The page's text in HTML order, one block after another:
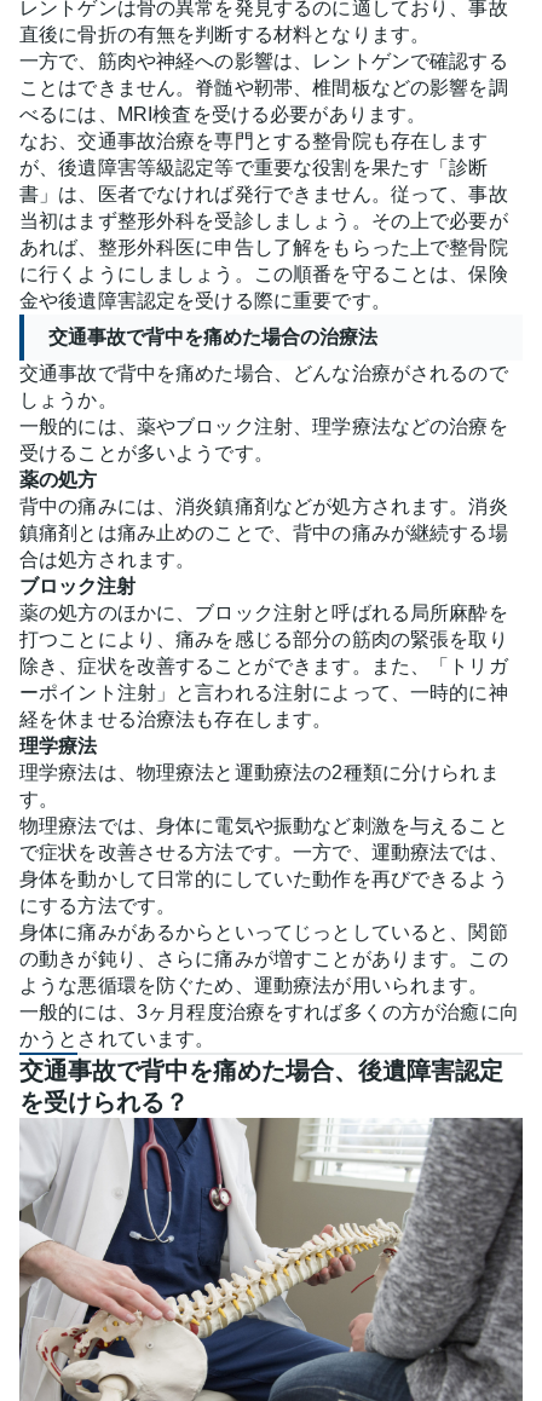
レントゲンは骨の異常を発見するのに適しており、事故
直後に骨折の有無を判断する材料となります。
一方で、筋肉や神経への影響は、レントゲンで確認する
ことはできません。脊髄や靭帯、椎間板などの影響を調
べるには、MRI検査を受ける必要があります。
なお、交通事故治療を専門とする整骨院も存在します
が、後遺障害等級認定等で重要な役割を果たす「診断
書」は、医者でなければ発行できません。従って、事故
当初はまず整形外科を受診しましょう。その上で必要が
あれば、整形外科医に申告し了解をもらった上で整骨院
に行くようにしましょう。この順番を守ることは、保険
金や後遺障害認定を受ける際に重要です。
交通事故で背中を痛めた場合の治療法
交通事故で背中を痛めた場合、どんな治療がされるので
しょうか。
一般的には、薬やブロック注射、理学療法などの治療を
受けることが多いようです。
薬の処方
背中の痛みには、消炎鎮痛剤などが処方されます。消炎
鎮痛剤とは痛み止めのことで、背中の痛みが継続する場
合は処方されます。
ブロック注射
薬の処方のほかに、ブロック注射と呼ばれる局所麻酔を
打つことにより、痛みを感じる部分の筋肉の緊張を取り
除き、症状を改善することができます。また、「トリガ
ーポイント注射」と言われる注射によって、一時的に神
経を休ませる治療法も存在します。
理学療法
理学療法は、物理療法と運動療法の2種類に分けられま
す。
物理療法では、身体に電気や振動など刺激を与えること
で症状を改善させる方法です。一方で、運動療法では、
身体を動かして日常的にしていた動作を再びできるよう
にする方法です。
身体に痛みがあるからといってじっとしていると、関節
の動きが鈍り、さらに痛みが増すことがあります。この
ような悪循環を防ぐため、運動療法が用いられます。
一般的には、3ヶ月程度治療をすれば多くの方が治癒に向
かうとされています。
交通事故で背中を痛めた場合、後遺障害認定
を受けられる？